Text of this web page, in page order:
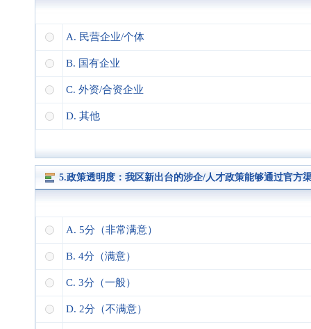
A. 民营企业/个体
B. 国有企业
C. 外资/合资企业
D. 其他
5.政策透明度：我区新出台的涉企/人才政策能够通过官方
A. 5分（非常满意）
B. 4分（满意）
C. 3分（一般）
D. 2分（不满意）